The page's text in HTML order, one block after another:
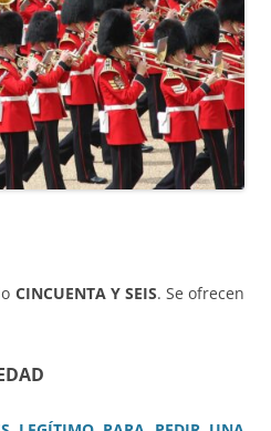
CINCUENTA Y SEIS. Se ofrecen